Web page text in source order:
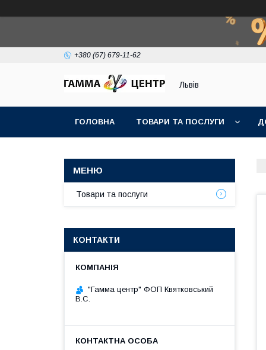
+380 (67) 679-11-62
Львів
ГОЛОВНА ТОВАРИ ТА ПОСЛУГИ
Товари та послуги
КОНТАКТИ
"Гамма центр" ФОП Квятковський
В.С.